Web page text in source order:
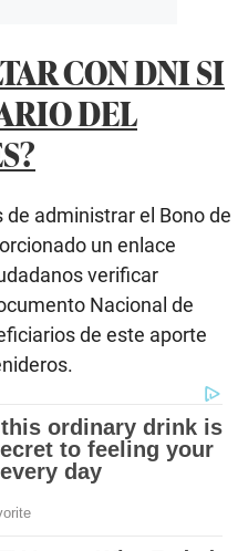
CON DNI SI
DEL
administrar el Bono de
un enlace
verificar
Nacional de
de este aporte